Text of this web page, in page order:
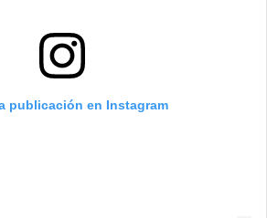
publicación en Instagram